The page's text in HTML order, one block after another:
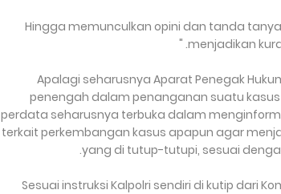
Hingga memunculkan opini dan tanda
menjadikan
Apalagi seharusnya Aparat Penegak
penengah dalam penanganan suatu
perdata seharusnya terbuka dalam
terkait perkembangan kasus apapun agar
yang di tutup-tutupi, sesuai
Sesuai instruksi Kalpolri sendiri di kutip dari